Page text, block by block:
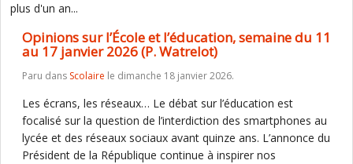
plus d'un an...
Opinions sur l’École et l’éducation, semaine du 11
au 17 janvier 2026 (P. Watrelot)
Paru dans Scolaire le dimanche 18 janvier 2026.
Les écrans, les réseaux… Le débat sur l’éducation est
focalisé sur la question de l’interdiction des smartphones au
lycée et des réseaux sociaux avant quinze ans. L’annonce du
Président de la République continue à inspirer nos